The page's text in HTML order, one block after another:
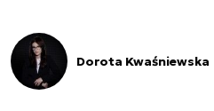
Dorota Kwaśniewska